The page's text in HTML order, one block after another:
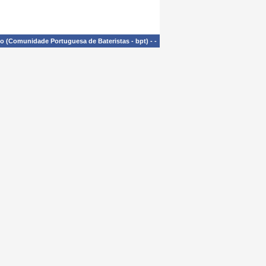
(Comunidade Portuguesa de Bateristas - bpt) - -